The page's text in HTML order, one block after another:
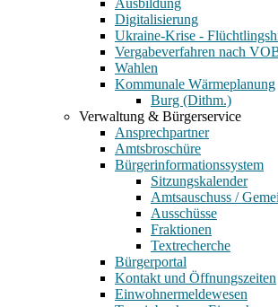
Ausbildung
Digitalisierung
Ukraine-Krise -
Vergabeverfahren nach
Wahlen
Kommunale Wärmeplanung
Burg (Dithm.)
Verwaltung & Bürgerservice
Ansprechpartner
Amtsbroschüre
Bürgerinformationssystem
Sitzungskalender
Amtsauschuss /
Ausschüsse
Fraktionen
Textrecherche
Bürgerportal
Kontakt und Öffnungszeiten
Einwohnermeldewesen